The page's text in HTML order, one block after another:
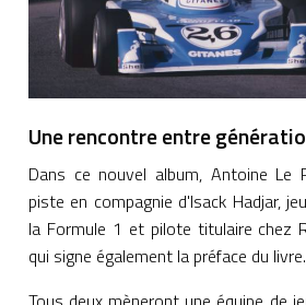
Une rencontre entre
Dans ce nouvel album, Antoine Le
piste en compagnie d'Isack Hadjar,
la Formule 1 et pilote titulaire chez
qui signe également la préface du livre.